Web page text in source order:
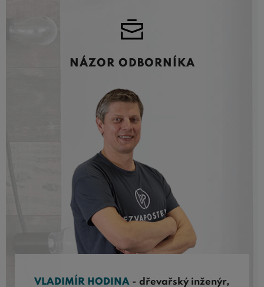
NÁZOR ODBORNÍKA
VLADIMÍR HODINA - dřevařský inženýr,